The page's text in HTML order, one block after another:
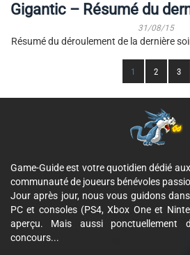
Gigantic – Résumé du
31/08/15
Résumé du déroulement de la dernière
1 2 3
Game-Guide est votre quotidien dédié
communauté de joueurs bénévoles
Jour après jour, nous vous guidons
PC et consoles (PS4, Xbox One et
aperçu. Mais aussi ponctuellement
concours...